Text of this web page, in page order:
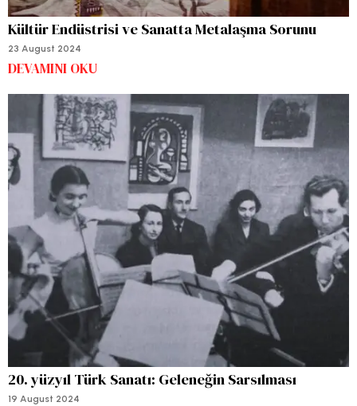
Kültür Endüstrisi ve Sanatta Metalaşma Sorunu
23 August 2024
DEVAMINI OKU
20. yüzyıl Türk Sanatı: Geleneğin Sarsılması
19 August 2024